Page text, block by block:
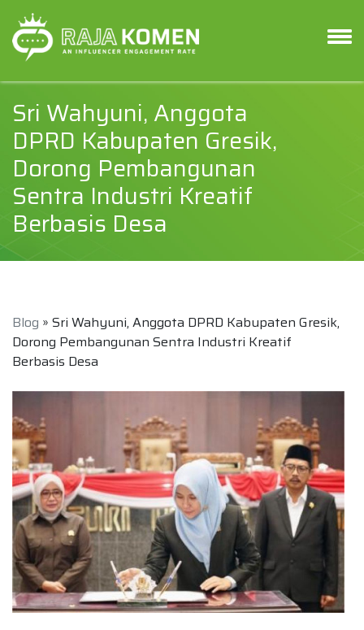
Sri Wahyuni, Anggota
DPRD Kabupaten Gresik,
Dorong Pembangunan
Sentra Industri Kreatif
Berbasis Desa
Blog » Sri Wahyuni, Anggota DPRD Kabupaten Gresik,
Dorong Pembangunan Sentra Industri Kreatif
Berbasis Desa